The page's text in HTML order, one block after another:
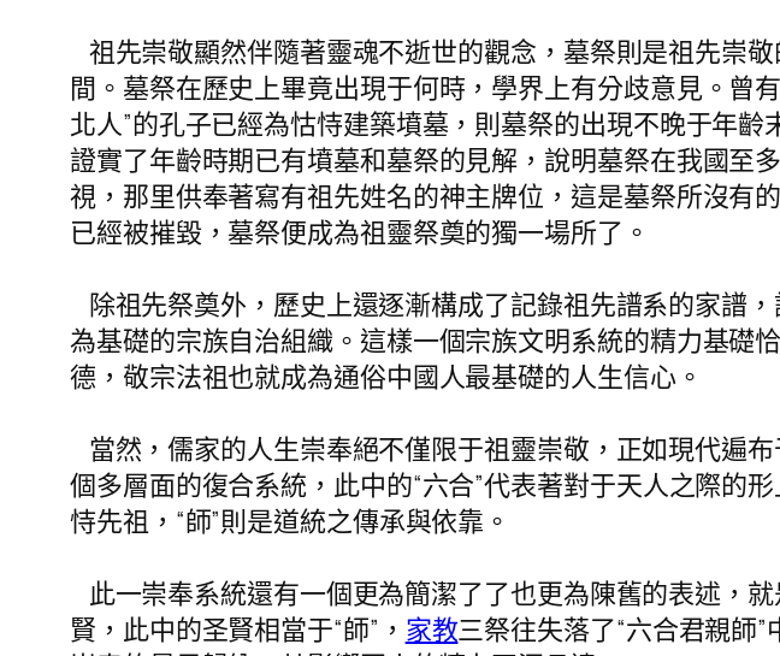
祖先崇敬顯然伴隨著靈魂不逝世的觀念，墓祭則是祖先崇
間。墓祭在歷史上畢竟出現于何時，學界上有分歧意見。曾
北人”的孔子已經為怙恃建築墳墓，則墓祭的出現不晚于年
證實了年齡時期已有墳墓和墓祭的見解，說明墓祭在我國至
視，那里供奉著寫有祖先姓名的神主牌位，這是墓祭所沒有
已經被摧毀，墓祭便成為祖靈祭奠的獨一場所了。
除祖先祭奠外，歷史上還逐漸構成了記錄祖先譜系的家譜
為基礎的宗族自治組織。這樣一個宗族文明系統的精力基礎
德，敬宗法祖也就成為通俗中國人最基礎的人生信心。
當然，儒家的人生崇奉絕不僅限于祖靈崇敬，正如現代遍
個多層面的復合系統，此中的“六合”代表著對于天人之際的
恃先祖，“師”則是道統之傳承與依靠。
此一崇奉系統還有一個更為簡潔了了也更為陳舊的表述，
賢，此中的圣賢相當于“師”， 家教三祭往失落了“六合君親師